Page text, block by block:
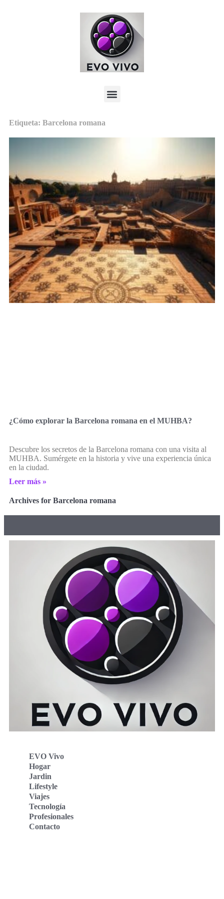
Etiqueta: Barcelona romana
¿Cómo explorar la Barcelona romana en el MUHBA?
Descubre los secretos de la Barcelona romana con una visita al
MUHBA. Sumérgete en la historia y vive una experiencia única
en la ciudad.
Leer más »
Archives for Barcelona romana
EVO Vivo
Hogar
Jardin
Lifestyle
Viajes
Tecnología
Profesionales
Contacto